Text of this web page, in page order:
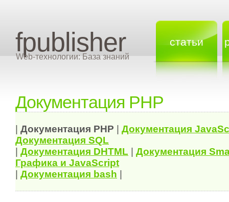
fpublisher
Web-технологии: База знаний
статьи
Документация PHP
Документация PHP Документация
Документация SQL
Документация DHTML
Документация
Графика и JavaScript
Документация bash